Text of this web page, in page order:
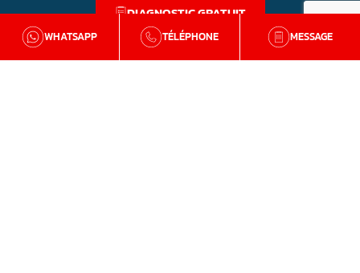
WHATSAPP TÉLÉPHONE MESSAGE
DIAGNOSTIC GRATUIT